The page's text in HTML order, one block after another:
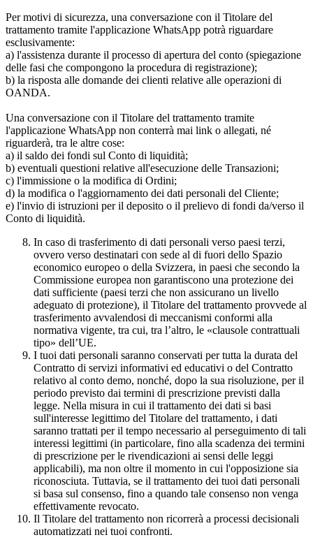
Per motivi di sicurezza, una conversazione con il Titolare del
trattamento tramite l'applicazione WhatsApp potrà riguardare
esclusivamente:
a) l'assistenza durante il processo di apertura del conto (spiegazione
delle fasi che compongono la procedura di registrazione);
b) la risposta alle domande dei clienti relative alle operazioni di
OANDA.
Una conversazione con il Titolare del trattamento tramite
l'applicazione WhatsApp non conterrà mai link o allegati, né
riguarderà, tra le altre cose:
a) il saldo dei fondi sul Conto di liquidità;
b) eventuali questioni relative all'esecuzione delle Transazioni;
c) l'immissione o la modifica di Ordini;
d) la modifica o l'aggiornamento dei dati personali del Cliente;
e) l'invio di istruzioni per il deposito o il prelievo di fondi da/verso il
Conto di liquidità.
In caso di trasferimento di dati personali verso paesi terzi,
ovvero verso destinatari con sede al di fuori dello Spazio
economico europeo o della Svizzera, in paesi che secondo la
Commissione europea non garantiscono una protezione dei
dati sufficiente (paesi terzi che non assicurano un livello
adeguato di protezione), il Titolare del trattamento provvede al
trasferimento avvalendosi di meccanismi conformi alla
normativa vigente, tra cui, tra l’altro, le «clausole contrattuali
tipo» dell’UE.
I tuoi dati personali saranno conservati per tutta la durata del
Contratto di servizi informativi ed educativi o del Contratto
relativo al conto demo, nonché, dopo la sua risoluzione, per il
periodo previsto dai termini di prescrizione previsti dalla
legge. Nella misura in cui il trattamento dei dati si basi
sull'interesse legittimo del Titolare del trattamento, i dati
saranno trattati per il tempo necessario al perseguimento di tali
interessi legittimi (in particolare, fino alla scadenza dei termini
di prescrizione per le rivendicazioni ai sensi delle leggi
applicabili), ma non oltre il momento in cui l'opposizione sia
riconosciuta. Tuttavia, se il trattamento dei tuoi dati personali
si basa sul consenso, fino a quando tale consenso non venga
effettivamente revocato.
Il Titolare del trattamento non ricorrerà a processi decisionali
automatizzati nei tuoi confronti.